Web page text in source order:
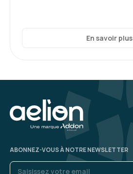
En savoir plus
ABONNEZ-VOUS À NOTRE NEWSLETTER